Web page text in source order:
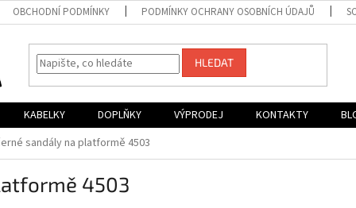
OBCHODNÍ PODMÍNKY PODMÍNKY OCHRANY OSOBNÍCH ÚDAJŮ
HLEDAT
KABELKY DOPLŇKY VÝPRODEJ KONTAKTY
sandály na platformě 4503
4503